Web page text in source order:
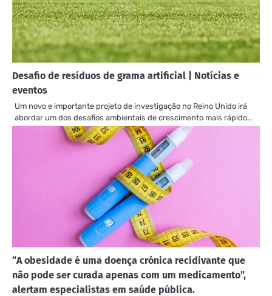
Desafio de resíduos de grama artificial | Notícias e
eventos
Um novo e importante projeto de investigação no Reino Unido irá
abordar um dos desafios ambientais de crescimento mais rápido…
“A obesidade é uma doença crónica recidivante que
não pode ser curada apenas com um medicamento”,
alertam especialistas em saúde pública.